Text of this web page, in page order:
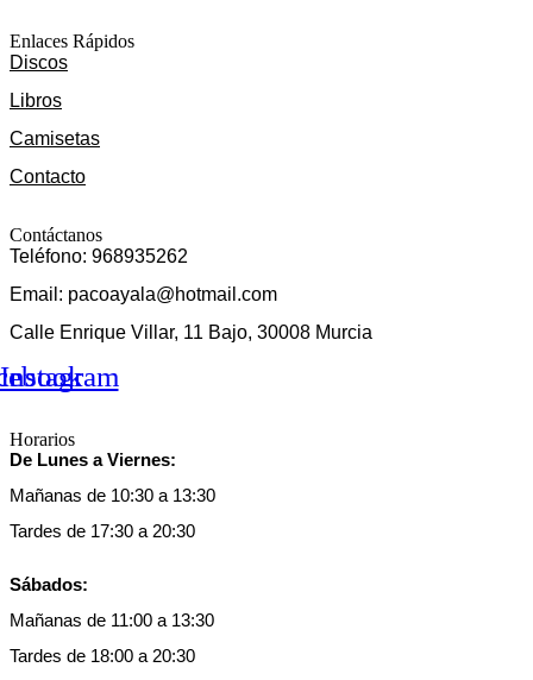
Enlaces Rápidos
Discos
Libros
Camisetas
Contacto
Contáctanos
Teléfono: 968935262
Email: pacoayala@hotmail.com
Calle Enrique Villar, 11 Bajo, 30008 Murcia
Instagram
Horarios
De Lunes a Viernes:
Mañanas de 10:30 a 13:30
Tardes de 17:30 a 20:30
Sábados:
Mañanas de 11:00 a 13:30
Tardes de 18:00 a 20:30